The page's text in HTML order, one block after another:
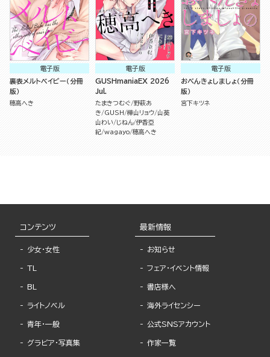
電子版
裏表メルトベイビー（分冊
版）
穂高へき
電子版
GUSHmaniaEX 2026
Jul.
たまきつむぐ 野萩あ
き
GUSH 樺山リョウ 山葵
山わい
じねん 伊香亞
紀 wagayo 穂高へき
電子版
おべんきょしましょ（分冊
版）
宮下キツネ
コンテンツ
少女・女性
TL
BL
ライトノベル
青年・一般
グラビア・写真集
最新情報
お知らせ
フェア・イベント情報
書店様へ
海外ライセンシー
公式SNSアカウント
作家一覧